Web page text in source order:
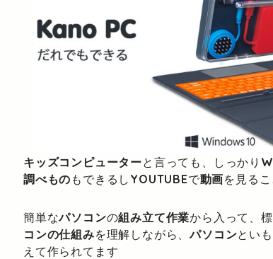
キッズコンピューターと言っても、しっかり
調べもの もできるし YOUTUBEで動画を見る
簡単なパソコンの組み立て作業から入って、
コンの仕組みを理解しながら、パソコンとい
えて作られてます